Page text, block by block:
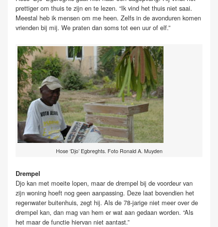
prettiger om thuis te zijn en te lezen. “Ik vind het thuis niet saai.
Meestal heb ik mensen om me heen. Zelfs in de avonduren komen
vrienden bij mij. We praten dan soms tot een uur of elf.”
Hose ‘Djo’ Egbreghts. Foto Ronald A. Muyden
Drempel
Djo kan met moeite lopen, maar de drempel bij de voordeur van
zijn woning hoeft nog geen aanpassing. Deze laat bovendien het
regenwater buitenhuis, zegt hij. Als de 78-jarige niet meer over de
drempel kan, dan mag van hem er wat aan gedaan worden. “Als
het maar de functie hiervan niet aantast.”